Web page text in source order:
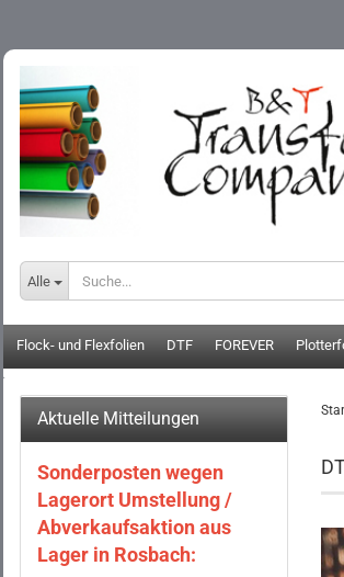
Alle
Flock- und Flexfolien DTF FOREVER
Aktuelle Mitteilungen
Sonderposten wegen
Lagerort Umstellung /
Abverkaufsaktion aus
Lager in Rosbach: